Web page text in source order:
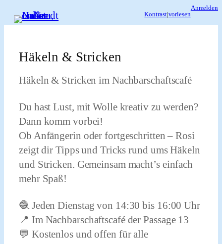
Zum
Inhalt
Kontrast|vorlesen
Anmelden
Häkeln & Stricken
Häkeln & Stricken im Nachbarschaftscafé
Du hast Lust, mit Wolle kreativ zu werden?
Dann komm vorbei!
Ob Anfängerin oder fortgeschritten – Rosi
zeigt dir Tipps und Tricks rund ums Häkeln
und Stricken. Gemeinsam macht’s einfach
mehr Spaß!
🧶 Jeden Dienstag von 14:30 bis 16:00 Uhr
📍 Im Nachbarschaftscafé der Passage 13
💬 Kostenlos und offen für alle